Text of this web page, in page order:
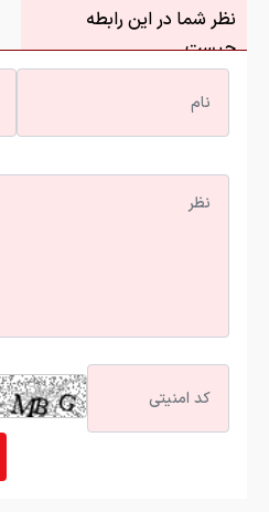
نظر شما در این رابطه
چیست